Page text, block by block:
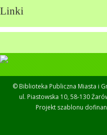
Linki
© Biblioteka Publiczna Miasta i
ul. Piastowska 10, 58-130
Projekt szablonu